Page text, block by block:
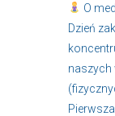
O
Dzień
naszych